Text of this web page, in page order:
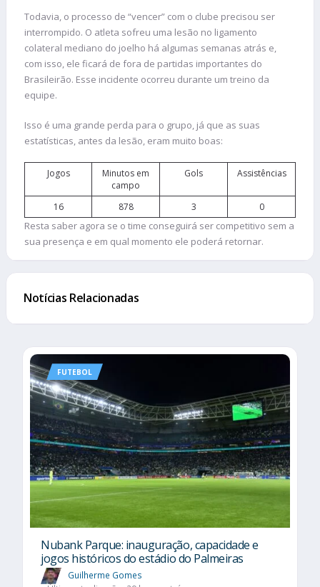
Todavia, o processo de “vencer” com o clube precisou ser
interrompido. O atleta sofreu uma lesão no ligamento
colateral mediano do joelho há algumas semanas atrás e,
com isso, ele ficará de fora de partidas importantes do
Brasileirão. Esse incidente ocorreu durante um treino da
equipe.
Isso é uma grande perda para o grupo, já que as suas
estatísticas, antes da lesão, eram muito boas:
Jogos
Minutos em
campo
Gols Assistências
16 878 3 0
Resta saber agora se o time conseguirá ser competitivo sem a
sua presença e em qual momento ele poderá retornar.
Notícias Relacionadas
FUTEBOL
Nubank Parque: inauguração, capacidade e
jogos históricos do estádio do Palmeiras
Guilherme Gomes